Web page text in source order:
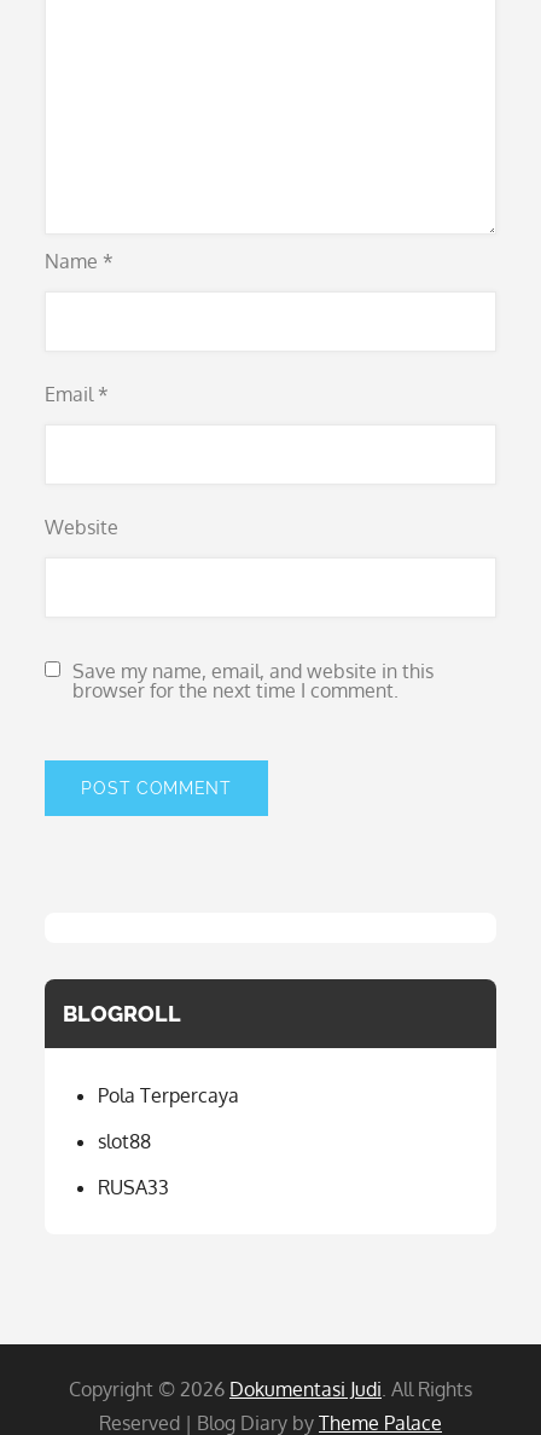
Name *
Email *
Website
Save my name, email, and website in this
browser for the next time I comment.
BLOGROLL
Pola Terpercaya
slot88
RUSA33
Copyright © 2026 Dokumentasi Judi. All Rights
Reserved | Blog Diary by Theme Palace